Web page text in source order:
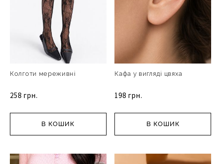
Колготи мереживні
258 грн.
В КОШИК
Кафа у вигляді цвяха
198 грн.
В КОШИК